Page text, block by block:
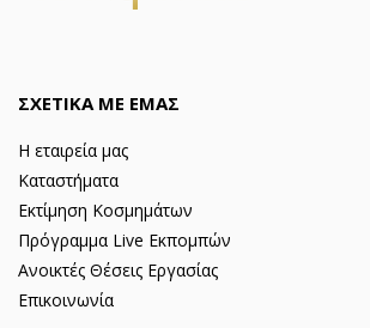
ΣΧΕΤΙΚΑ ΜΕ ΕΜΑΣ
Η εταιρεία μας
Καταστήματα
Εκτίμηση Κοσμημάτων
Πρόγραμμα Live Εκπομπών
Ανοικτές Θέσεις Εργασίας
Επικοινωνία